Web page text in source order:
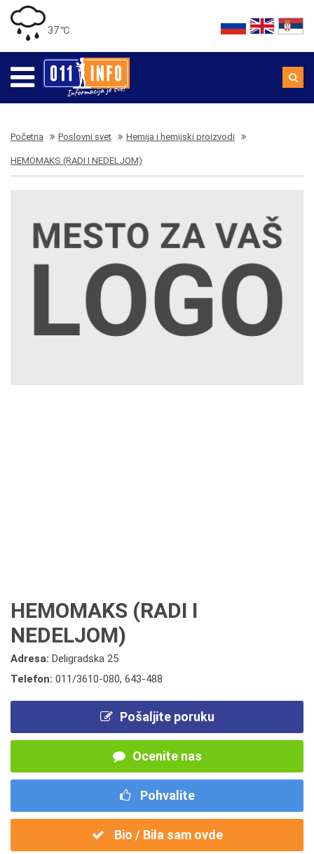
37 ℃
Početna Poslovni svet Hemija i hemijski proizvodi
HEMOMAKS (RADI I NEDELJOM)
HEMOMAKS (RADI I
NEDELJOM)
Adresa: Deligradska 25
Telefon: 011/3610-080, 643-488
Pošaljite poruku
Ocenite nas
Pohvalite
Bio / Bila sam ovde